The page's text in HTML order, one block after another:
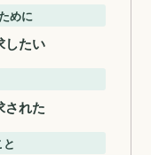
めに
したい
された